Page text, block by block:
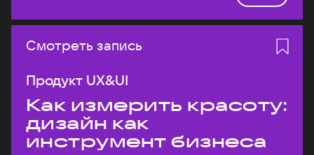
Смотреть запись
Продукт UX&UI
Как измерить красоту:
дизайн как
инструмент бизнеса